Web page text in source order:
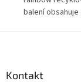
balení obsahuje
Kontakt